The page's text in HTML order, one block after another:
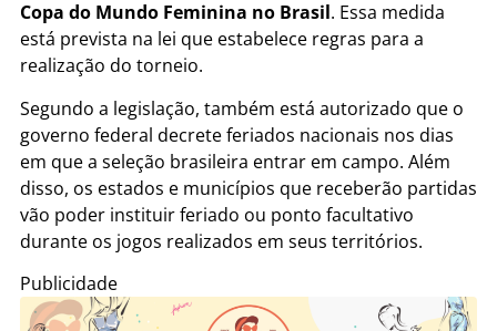
Copa do Mundo Feminina no Brasil. Essa medida
está prevista na lei que estabelece regras para a
realização do torneio.
Segundo a legislação, também está autorizado que o
governo federal decrete feriados nacionais nos dias
em que a seleção brasileira entrar em campo. Além
disso, os estados e municípios que receberão partidas
vão poder instituir feriado ou ponto facultativo
durante os jogos realizados em seus territórios.
Publicidade